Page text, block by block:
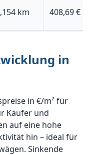
km 408,69 €
in
in €/m² für
Käufer und
auf eine hohe
hin – ideal für
Sinkende